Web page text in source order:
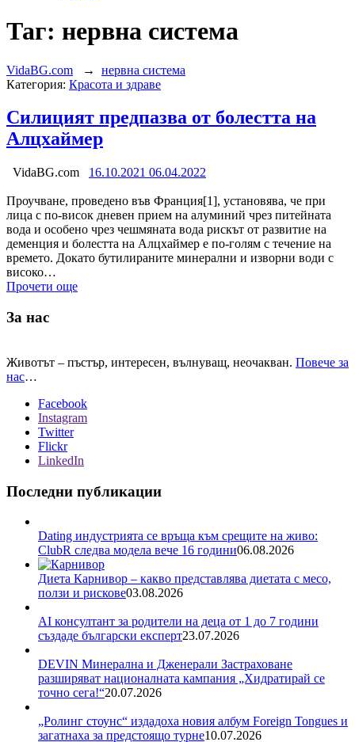
Таг: нервна система
VidaBG.com → нервна система
Категория: Красота и здраве
Силицият предпазва от болестта на
Алцхаймер
VidaBG.com 16.10.2021 06.04.2022
Проучване, проведено във Франция[1], установява, че при
лица с по-висок дневен прием на алуминий чрез питейната
вода и особено чрез чешмяната вода рискът от развитие на
деменция и болестта на Алцхаймер е по-голям с течение на
времето. Докато бутилираните минерални и изворни води с
високо…
Прочети още
За нас
Животът – пъстър, интересен, вълнуващ, неочакван. Повече за
нас…
Facebook
Instagram
Twitter
Flickr
LinkedIn
Последни публикации
Dating индустрията се връща към срещите на живо:
ClubR следва модела вече 16 години06.08.2026
Диета Карнивор – какво представлява диетата с месо,
ползи и рискове03.08.2026
AI консултант за родители на деца от 1 до 7 години
създаде български експерт23.07.2026
DEVIN Минерална и Дженерали Застраховане
разширяват националната кампания „Хидратирай се
точно сега!“20.07.2026
„Ролинг стоунс“ издадоха новия албум Foreign Tongues и
загатнаха за предстоящо турне10.07.2026